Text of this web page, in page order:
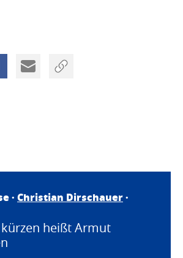
· Christian Dirschauer·
heißt Armut